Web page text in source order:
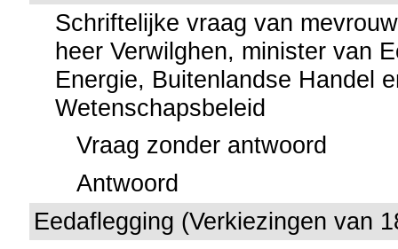
Schriftelijke vraag van
heer Verwilghen, minister van
Energie, Buitenlandse Handel
Wetenschapsbeleid
Vraag zonder antwoord
Antwoord
Eedaflegging (Verkiezingen van